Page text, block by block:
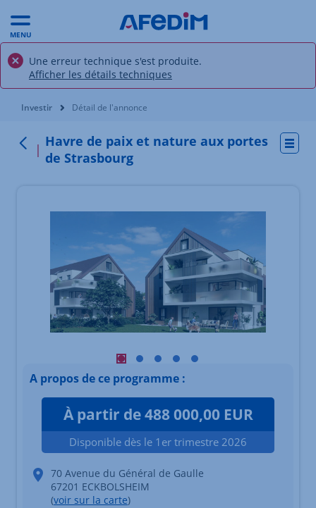
MENU
Une erreur technique s'est produite.
Afficher les détails techniques
Vous êtes ici:
Investir Détail de l'annonce
Retour
Havre de paix et nature aux portes
de Strasbourg
Visuel principal mobile Afficher
Visuel principal mobile Afficher
Visuel principal mobile Afficher
Visuel principal mobile
Visuel principal mobile
A propos de ce programme :
À partir de 488 000,00 EUR
Disponible dès le 1er trimestre 2026
70 Avenue du Général de Gaulle
67201 ECKBOLSHEIM
(voir sur la carte)